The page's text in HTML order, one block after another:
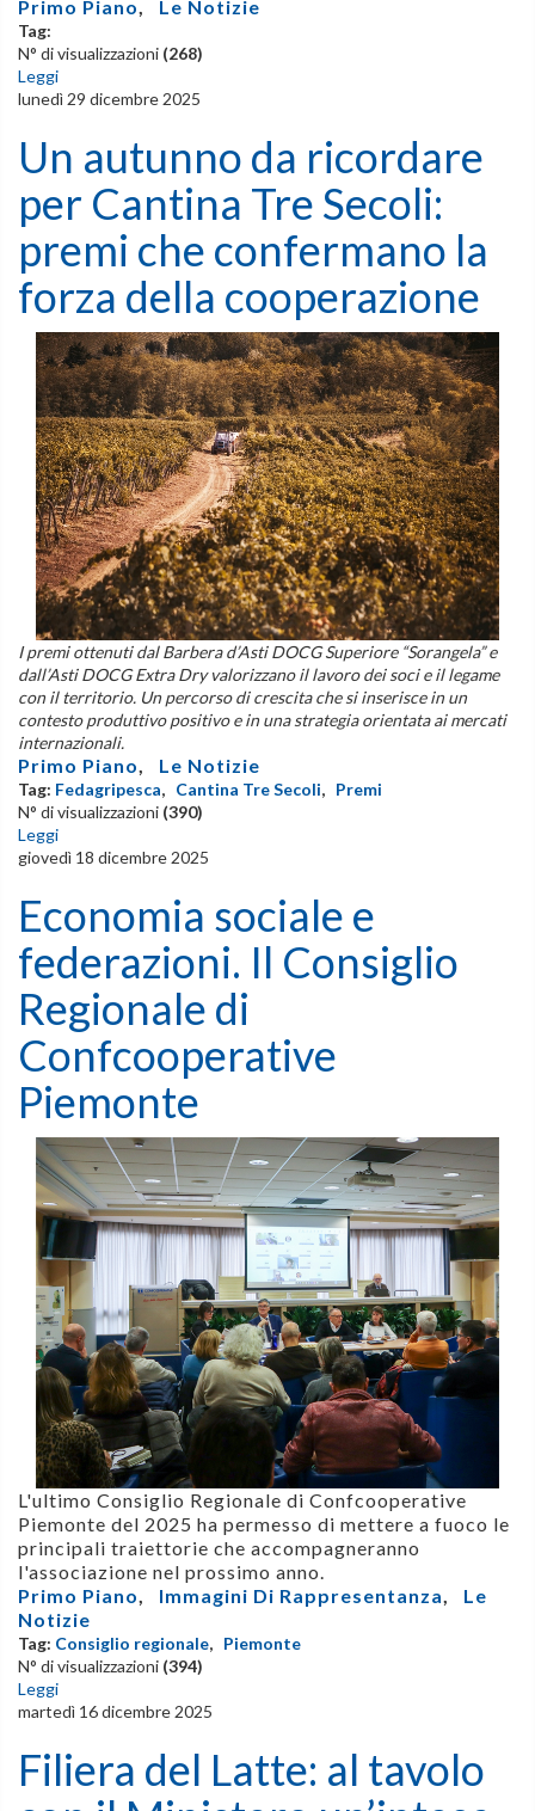
Primo Piano
Le Notizie
Tag:
N° di visualizzazioni (268)
Leggi
lunedì 29 dicembre 2025
Un autunno da ricordare
per Cantina Tre Secoli:
premi che confermano la
forza della cooperazione
I premi ottenuti dal Barbera d’Asti DOCG Superiore “Sorangela” e
dall’Asti DOCG Extra Dry valorizzano il lavoro dei soci e il legame
con il territorio. Un percorso di crescita che si inserisce in un
contesto produttivo positivo e in una strategia orientata ai mercati
internazionali.
Primo Piano, Le Notizie
Tag: Fedagripesca, Cantina Tre Secoli, Premi
N° di visualizzazioni (390)
Leggi
giovedì 18 dicembre 2025
Economia sociale e
federazioni. Il Consiglio
Regionale di
Confcooperative
Piemonte
L'ultimo Consiglio Regionale di Confcooperative
Piemonte del 2025 ha permesso di mettere a fuoco le
principali traiettorie che accompagneranno
l'associazione nel prossimo anno.
Primo Piano
Immagini Di Rappresentanza
Le
Notizie
Tag: Consiglio regionale, Piemonte
N° di visualizzazioni (394)
Leggi
martedì 16 dicembre 2025
Filiera del Latte: al tavolo